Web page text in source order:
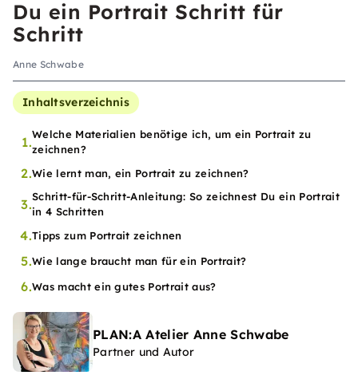
Du ein Portrait Schritt für
Schritt
Anne Schwabe
Inhaltsverzeichnis
1.Welche Materialien benötige ich, um ein Portrait zu
zeichnen?
2.Wie lernt man, ein Portrait zu zeichnen?
3.Schritt-für-Schritt-Anleitung: So zeichnest Du ein Portrait
in 4 Schritten
4.Tipps zum Portrait zeichnen
5.Wie lange braucht man für ein Portrait?
6.Was macht ein gutes Portrait aus?
PLAN:A Atelier Anne Schwabe
Partner und Autor